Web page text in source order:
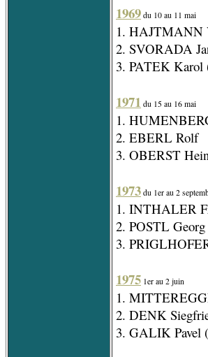
1969 du 10 au 11 mai
1. HAJTMANN
2. SVORADA
3. PATEK Karol
1971 du 15 au 16 mai
1.
2. EBERL Rolf
3. OBERST
1973 du 1er au 2
1. INTHALER
2. POSTL Georg
3.
1975 1er au 2 juin
1.
2. DENK
3. GALIK Pavel